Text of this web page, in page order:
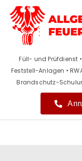
Inhalt
springen
Füll- und Prüfdienst
Feststell-Anlagen •
Brandschutz-